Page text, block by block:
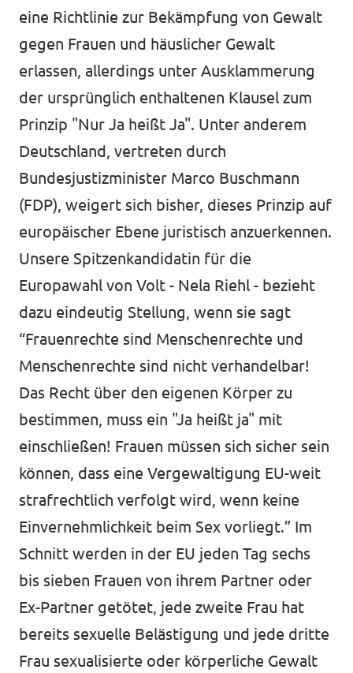
eine Richtlinie zur Bekämpfung von Gewalt
gegen Frauen und häuslicher Gewalt
erlassen, allerdings unter Ausklammerung
der ursprünglich enthaltenen Klausel zum
Prinzip "Nur Ja heißt Ja". Unter anderem
Deutschland, vertreten durch
Bundesjustizminister Marco Buschmann
(FDP), weigert sich bisher, dieses Prinzip auf
europäischer Ebene juristisch anzuerkennen.
Unsere Spitzenkandidatin für die
Europawahl von Volt - Nela Riehl - bezieht
dazu eindeutig Stellung, wenn sie sagt
“Frauenrechte sind Menschenrechte und
Menschenrechte sind nicht verhandelbar!
Das Recht über den eigenen Körper zu
bestimmen, muss ein "Ja heißt ja" mit
einschließen! Frauen müssen sich sicher sein
können, dass eine Vergewaltigung EU-weit
strafrechtlich verfolgt wird, wenn keine
Einvernehmlichkeit beim Sex vorliegt.” Im
Schnitt werden in der EU jeden Tag sechs
bis sieben Frauen von ihrem Partner oder
Ex-Partner getötet, jede zweite Frau hat
bereits sexuelle Belästigung und jede dritte
Frau sexualisierte oder körperliche Gewalt